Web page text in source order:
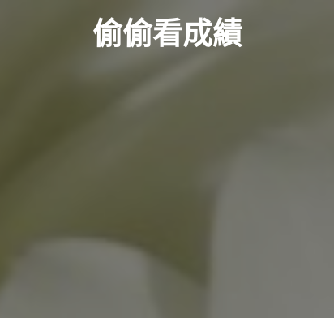
偷偷看成績